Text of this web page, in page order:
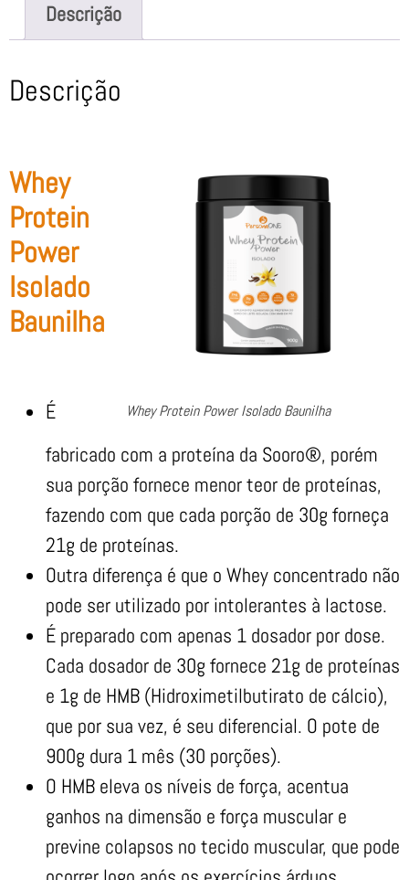
Descrição
Descrição
Whey Protein Power Isolado Baunilha
Whey
Protein
Power
Isolado
Baunilha
É
fabricado com a proteína da Sooro®, porém
sua porção fornece menor teor de proteínas,
fazendo com que cada porção de 30g forneça
21g de proteínas.
Outra diferença é que o Whey concentrado não
pode ser utilizado por intolerantes à lactose.
É preparado com apenas 1 dosador por dose.
Cada dosador de 30g fornece 21g de proteínas
e 1g de HMB (Hidroximetilbutirato de cálcio),
que por sua vez, é seu diferencial. O pote de
900g dura 1 mês (30 porções).
O HMB eleva os níveis de força, acentua
ganhos na dimensão e força muscular e
previne colapsos no tecido muscular, que pode